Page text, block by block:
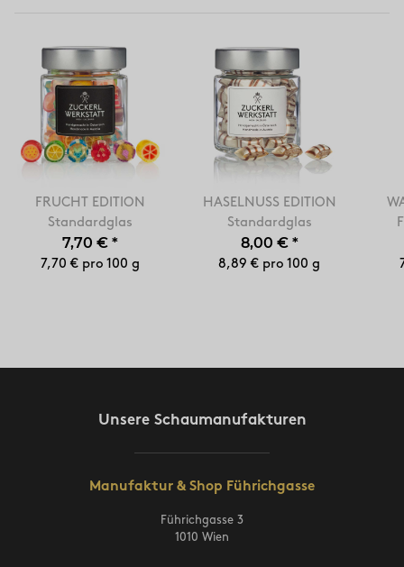
FRUCHT EDITION
Standardglas
7,70 € *
7,70 € pro 100 g
HASELNUSS EDITION
Standardglas
8,00 € *
8,89 € pro 100 g
Unsere Schaumanufakturen
Manufaktur & Shop Führichgasse
Führichgasse 3
1010 Wien